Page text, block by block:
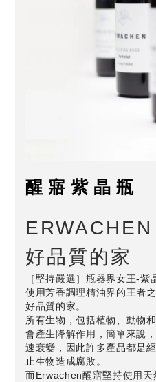
醒寤紫晶瓶
好品質的家
［堅持嚴選］瓶器界女王-紫
使用芳香調理精油界的王者
好品質的家。
所有生物，包括植物、動物
會產生降解作用，簡單來說
速衰變，因此許多產品都是
止生物造成腐敗。
而Erwachen醒寤堅持使用天